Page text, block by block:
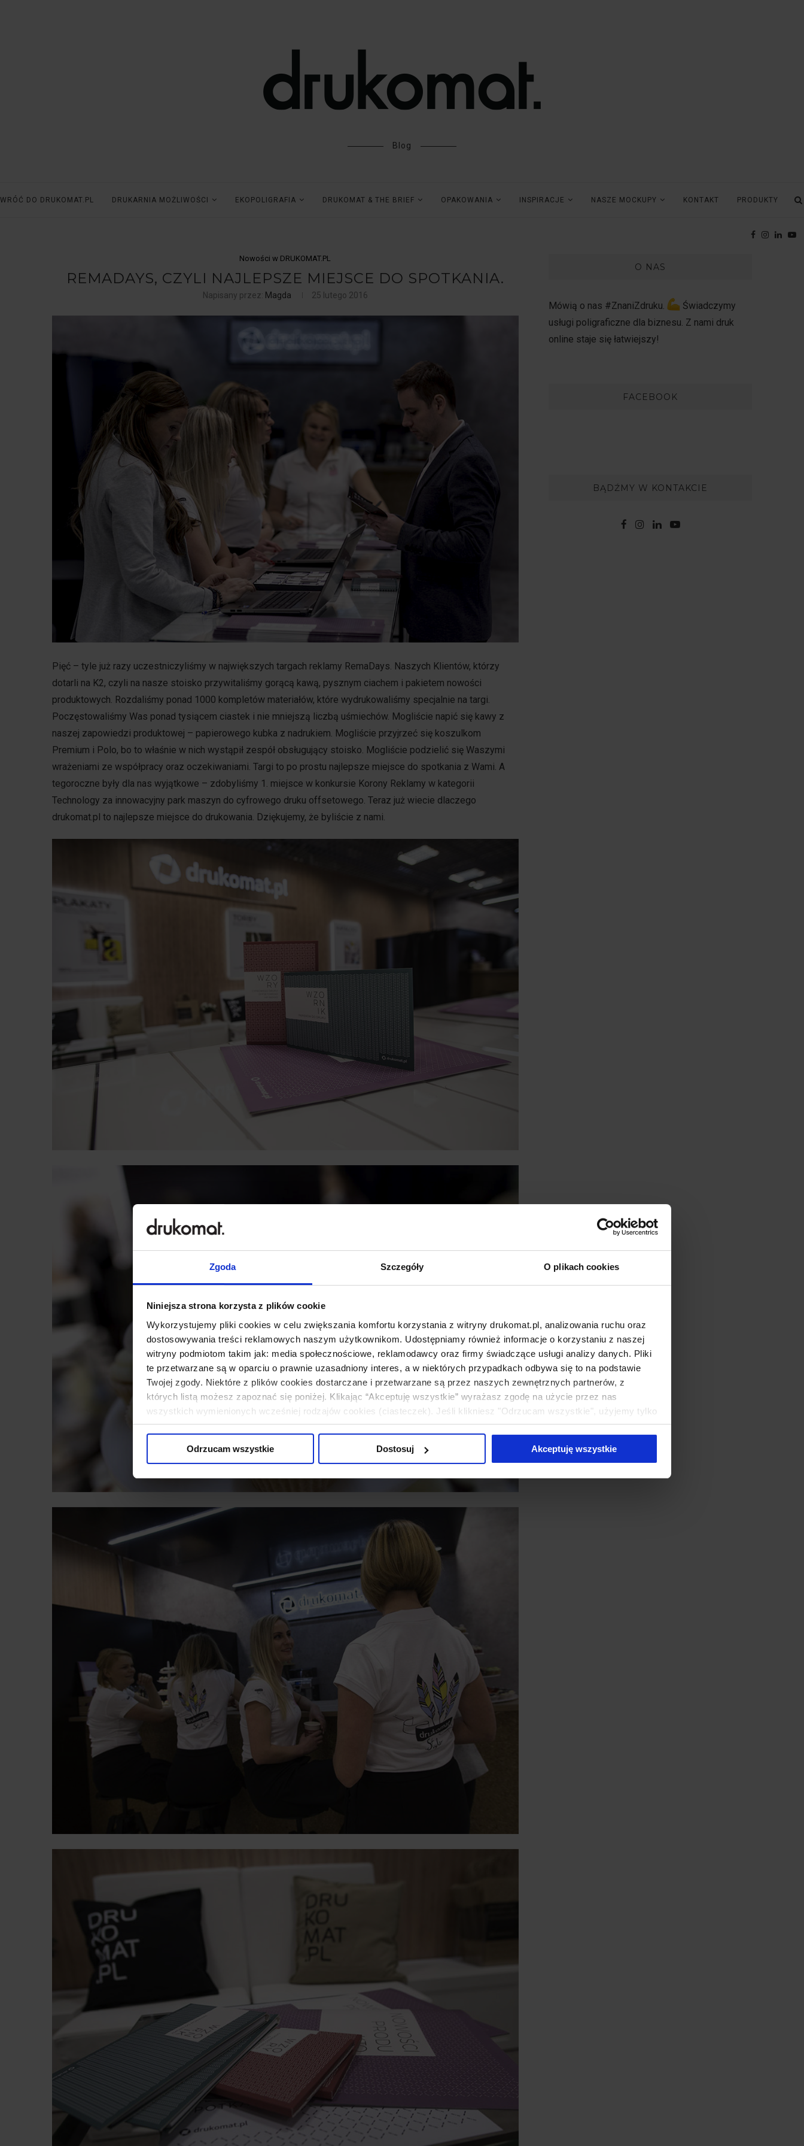
Zgoda Szczegóły O plikach cookies
Niniejsza strona korzysta z plików cookie
Wykorzystujemy pliki cookies w celu zwiększania komfortu korzystania z witryny drukomat.pl, analizowania ruchu oraz
dostosowywania treści reklamowych naszym użytkownikom. Udostępniamy również informacje o korzystaniu z naszej
witryny podmiotom takim jak: media społecznościowe, reklamodawcy oraz firmy świadczące usługi analizy danych. Pliki
te przetwarzane są w oparciu o prawnie uzasadniony interes, a w niektórych przypadkach odbywa się to na podstawie
Twojej zgody. Niektóre z plików cookies dostarczane i przetwarzane są przez naszych zewnętrznych partnerów, z
których listą możesz zapoznać się poniżej. Klikając “Akceptuję wszystkie” wyrażasz zgodę na użycie przez nas
wszystkich wymienionych wcześniej rodzajów cookies (ciasteczek). Jeśli klikniesz "Odrzucam wszystkie", użyjemy tylko
cookies niezbędnych do działania naszej strony. Jeżeli chcesz samodzielnie zdecydować, jakie typy ciasteczek zostaną
Odrzucam wszystkie
Dostosuj Akceptuję wszystkie
Blog
WRÓĆ DO DRUKOMAT.PL DRUKARNIA MOŻLIWOŚCI EKOPOLIGRAFIA DRUKOMAT & THE BRIEF OPAKOWANIA INSPIRACJE NASZE MOCKUPY KONTAKT PRODUKTY
Nowości w DRUKOMAT.PL
REMADAYS, CZYLI NAJLEPSZE MIEJSCE DO SPOTKANIA.
Napisany przez: Magda 25 lutego 2016
Pięć – tyle już razy uczestniczyliśmy w największych targach reklamy RemaDays. Naszych Klientów, którzy
dotarli na K2, czyli na nasze stoisko przywitaliśmy gorącą kawą, pysznym ciachem i pakietem nowości
produktowych. Rozdaliśmy ponad 1000 kompletów materiałów, które wydrukowaliśmy specjalnie na targi.
Poczęstowaliśmy Was ponad tysiącem ciastek i nie mniejszą liczbą uśmiechów. Mogliście napić się kawy z
naszej zapowiedzi produktowej – papierowego kubka z nadrukiem. Mogliście przyjrzeć się koszulkom
Premium i Polo, bo to właśnie w nich wystąpił zespół obsługujący stoisko. Mogliście podzielić się Waszymi
wrażeniami ze współpracy oraz oczekiwaniami. Targi to po prostu najlepsze miejsce do spotkania z Wami. A
tegoroczne były dla nas wyjątkowe – zdobyliśmy 1. miejsce w konkursie Korony Reklamy w kategorii
Technology za innowacyjny park maszyn do cyfrowego druku offsetowego. Teraz już wiecie dlaczego
drukomat.pl to najlepsze miejsce do drukowania. Dziękujemy, że byliście z nami.
O NAS
Mówią o nas #ZnaniZdruku.
Świadczymy
usługi poligraficzne dla biznesu. Z nami druk
online staje się łatwiejszy!
FACEBOOK
BĄDŹMY W KONTAKCIE